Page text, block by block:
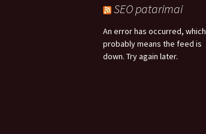
SEO patarimai
An error has occurred, which
probably means the feed is
down. Try again later.